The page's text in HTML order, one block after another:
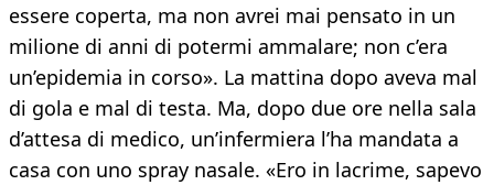
essere coperta, ma non avrei mai pensato in un
milione di anni di potermi ammalare; non c’era
un’epidemia in corso». La mattina dopo aveva mal
di gola e mal di testa. Ma, dopo due ore nella sala
d’attesa di medico, un’infermiera l’ha mandata a
casa con uno spray nasale. «Ero in lacrime, sapevo